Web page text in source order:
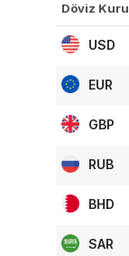
Döviz Kuru
USD
EUR
GBP
RUB
BHD
SAR